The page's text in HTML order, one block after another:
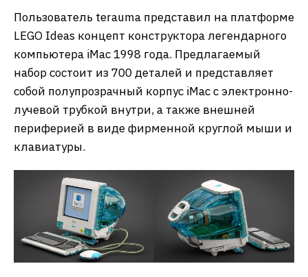
Пользователь terauma представил на платформе
LEGO Ideas концепт конструктора легендарного
компьютера iMac 1998 года. Предлагаемый
набор состоит из 700 деталей и представляет
собой полупрозрачный корпус iMac с электронно-
лучевой трубкой внутри, а также внешней
периферией в виде фирменной круглой мыши и
клавиатуры.